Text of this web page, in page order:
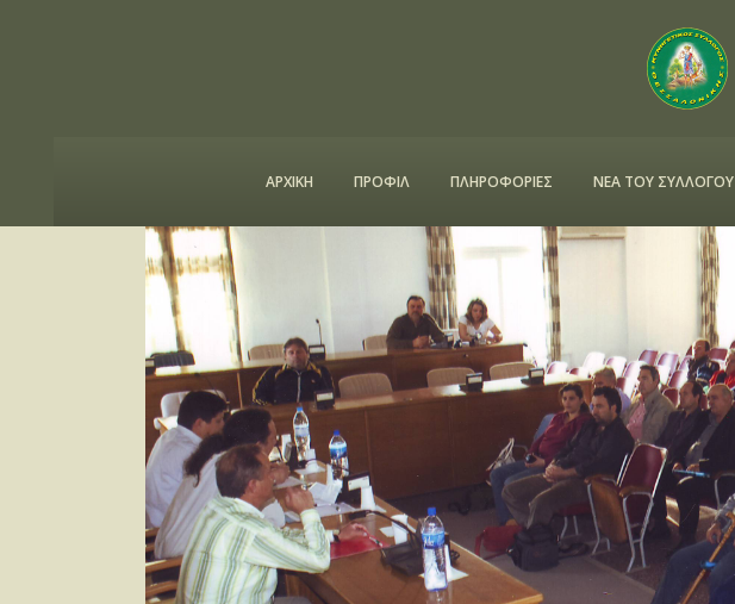
ΑΡΧΙΚΗ ΠΡΟΦΙΛ ΠΛΗΡΟΦΟΡΙΕΣ ΝΕΑ ΤΟΥ ΣΥΛΛΟΓΟΥ